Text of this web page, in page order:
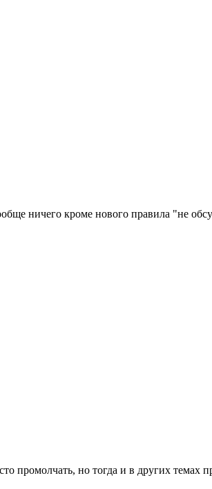
ничего кроме нового правила "не
промолчать, но тогда и в других